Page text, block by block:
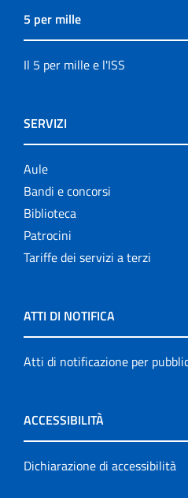
5 per mille
Il 5 per mille e l'ISS
SERVIZI
Aule
Bandi e concorsi
Biblioteca
Patrocini
Tariffe dei servizi a terzi
ATTI DI NOTIFICA
Atti di notificazione per
ACCESSIBILITÀ
Dichiarazione di accessibilità